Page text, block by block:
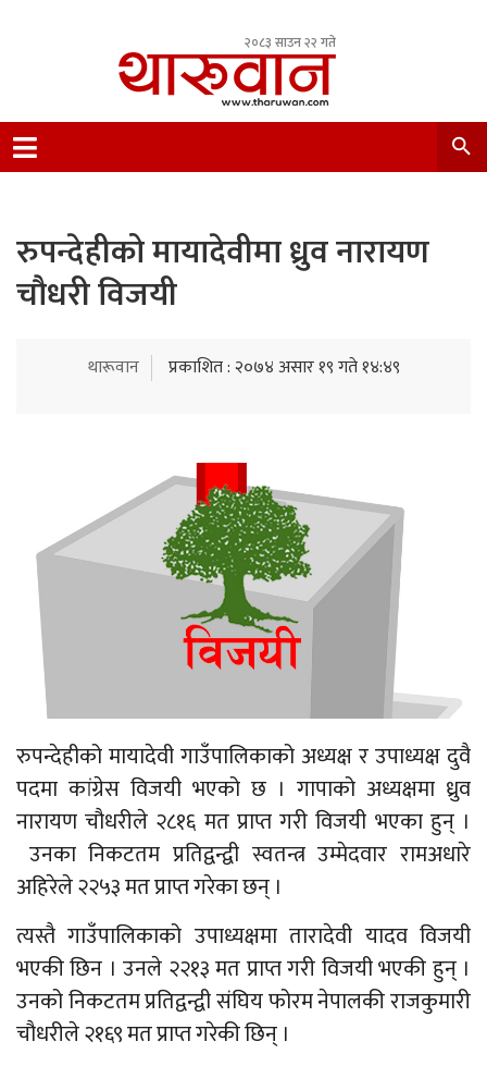
२०८३ साउन २२ गते
Nepal.
रुपन्देहीको मायादेवीमा ध्रुव नारायण
चौधरी विजयी
थारूवान प्रकाशित : २०७४ असार १९ गते १४:४९
रुपन्देहीको मायादेवी गाउँपालिकाको अध्यक्ष र उपाध्यक्ष दुवै
पदमा कांग्रेस विजयी भएको छ । गापाको अध्यक्षमा ध्रुव
नारायण चौधरीले २८१६ मत प्राप्त गरी विजयी भएका हुन् ।
उनका निकटतम प्रतिद्वन्द्वी स्वतन्त्र उम्मेदवार रामअधारे
अहिरेले २२५३ मत प्राप्त गरेका छन् ।
त्यस्तै गाउँपालिकाको उपाध्यक्षमा तारादेवी यादव विजयी
भएकी छिन । उनले २२१३ मत प्राप्त गरी विजयी भएकी हुन् ।
उनको निकटतम प्रतिद्वन्द्वी संघिय फोरम नेपालकी राजकुमारी
चौधरीले २१६९ मत प्राप्त गरेकी छिन् ।